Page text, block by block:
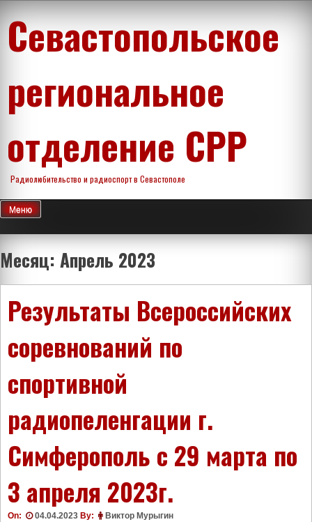
содержимому
Севастопольское
региональное
отделение СРР
Радиолюбительство и радиоспорт в Севастополе
Меню
Месяц: Апрель 2023
Результаты Всероссийских
соревнований по
спортивной
радиопеленгации г.
Симферополь с 29 марта по
3 апреля 2023г.
On: 04.04.2023 By: Виктор Мурыгин